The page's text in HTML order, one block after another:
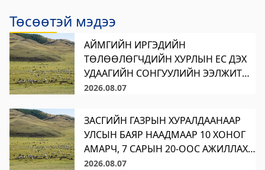
Хөвсгөл аймгийн Ус цаг уур орчны
шинжилгээний төв
2024-09-05 06:43:59
Дэлгэрэнгүй
2024-09-02 01:18:58
Дэлгэрэнгүй
Хөвсгөл аймгийн Боловсрол, шинжлэх
Төсөөтэй мэдээ
АЙМГИЙН ИРГЭДИЙН
ТӨЛӨӨЛӨГЧДИЙН ХУРЛЫН ЕС ДЭХ
УДААГИЙН СОНГУУЛИЙН ЭЭЛЖИТ
XVI ХУРАЛДААН 53.8 ХУВИЙН
Аймгийн Иргэдийн Төлөөлөгчдийн
Хурлын ээлжит хуралдаанаар дараах
асуудлуудыг хэлэлцэн шийдвэрлэнэ.
1. Аймгийн Иргэдийн
2026.08.07
ЗАСГИЙН ГАЗРЫН ХУРАЛДААНААР
УЛСЫН БАЯР НААДМААР 10 ХОНОГ
АМАРЧ, 7 САРЫН 20-ООС АЖИЛЛАХ
ШИЙДВЭР ГАРГАЛАА
2026.08.07